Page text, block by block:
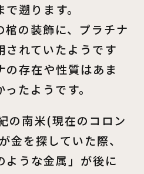
遡ります。
棺の装飾に、プラチナ
されていたようです
の存在や性質はあま
たようです。
の南米(現在のコロン
金を探していた際、
ような金属」が後に